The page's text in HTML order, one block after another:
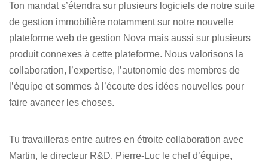
Ton mandat s’étendra sur plusieurs logiciels de notre suite
de gestion immobilière notamment sur notre nouvelle
plateforme web de gestion Nova mais aussi sur plusieurs
produit connexes à cette plateforme. Nous valorisons la
collaboration, l’expertise, l’autonomie des membres de
l’équipe et sommes à l’écoute des idées nouvelles pour
faire avancer les choses.
Tu travailleras entre autres en étroite collaboration avec
Martin, le directeur R&D, Pierre-Luc le chef d’équipe,